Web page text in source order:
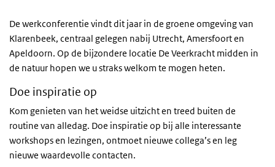
De werkconferentie vindt dit jaar in de groene omgeving van
Klarenbeek, centraal gelegen nabij Utrecht, Amersfoort en
Apeldoorn. Op de bijzondere locatie De Veerkracht midden in
de natuur hopen we u straks welkom te mogen heten.
Doe inspiratie op
Kom genieten van het weidse uitzicht en treed buiten de
routine van alledag. Doe inspiratie op bij alle interessante
workshops en lezingen, ontmoet nieuwe collega’s en leg
nieuwe waardevolle contacten.